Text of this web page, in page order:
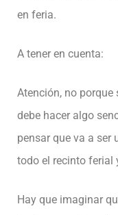
en feria.
A tener en cuenta:
Atención, no porque
debe hacer algo
pensar que va a ser
todo el recinto ferial
Hay que imaginar